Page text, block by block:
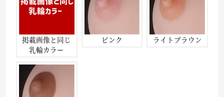
掲載画像と同じ
乳輪カラー
ピンク ライトブラウン